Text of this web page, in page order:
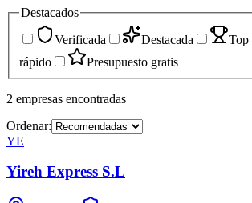
Destacados
Verificada
Destacada Top
rápido
Presupuesto gratis
2 empresas encontradas
Ordenar:
YE
Yireh Express S.L